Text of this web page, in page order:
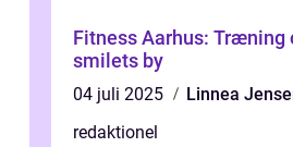
Fitness Aarhus: Træning
smilets by
04 juli 2025
Linnea
redaktionel